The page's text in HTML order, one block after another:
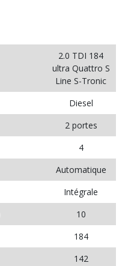
2.0 TDI 184
ultra Quattro S
Line S-Tronic
Diesel
2 portes
4
Automatique
Intégrale
10
184
142